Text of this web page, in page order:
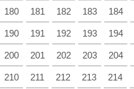
180 181 182 183 184
190 191 192 193 194
200 201 202 203 204
210 211 212 213 214